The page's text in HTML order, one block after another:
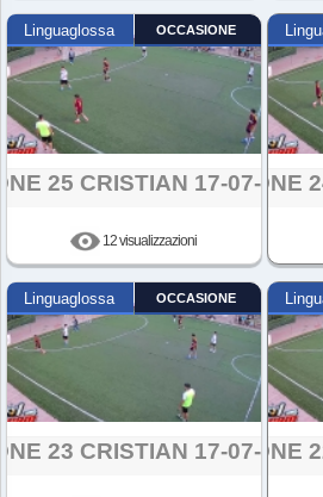
Linguaglossa OCCASIONE
25 CRISTIAN 17-07-2024
12 visualizzazioni
AZIONE
Linguaglossa OCCASIONE
23 CRISTIAN 17-07-2024
AZIONE